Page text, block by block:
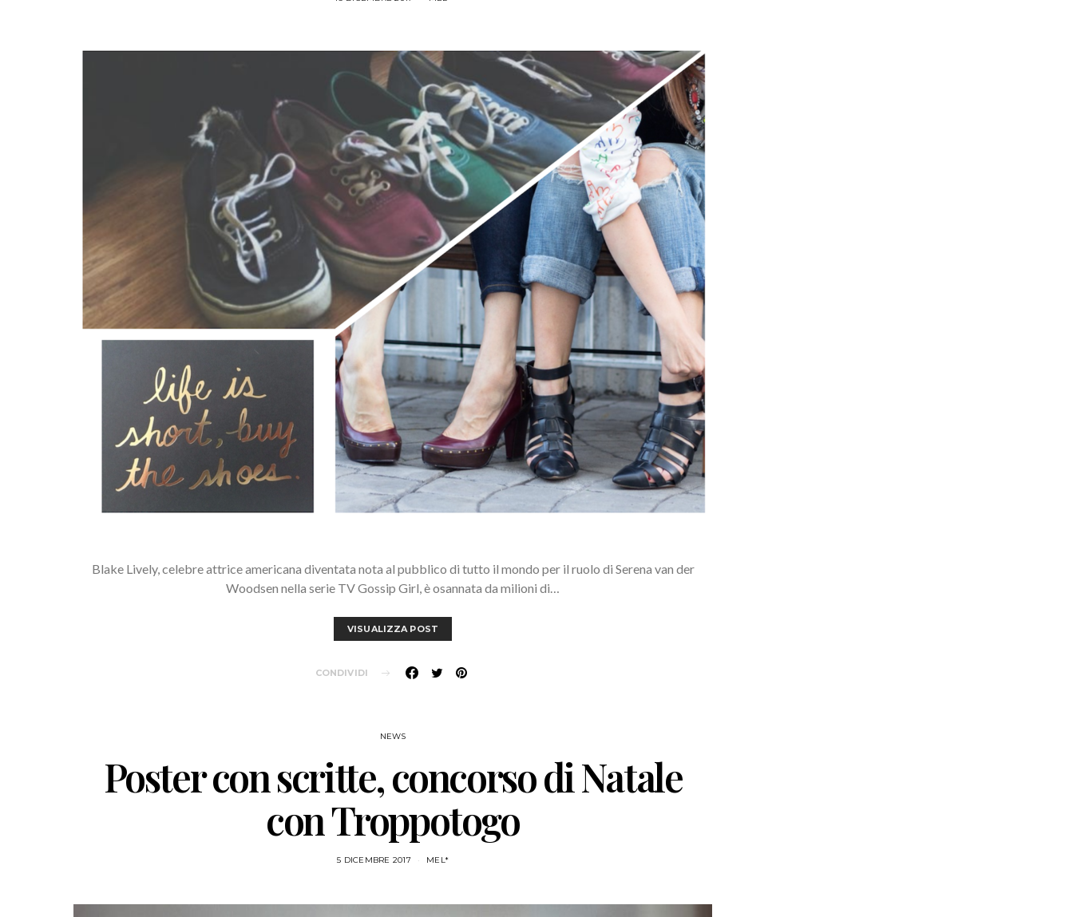
Blake Lively, celebre attrice americana diventata nota al pubblico di tutto il mondo per il ruolo di Serena van der
Woodsen nella serie TV Gossip Girl, è osannata da milioni di…
VISUALIZZA POST
CONDIVIDI
NEWS
Poster con scritte, concorso di Natale
con Troppotogo
5 DICEMBRE 2017 MEL*